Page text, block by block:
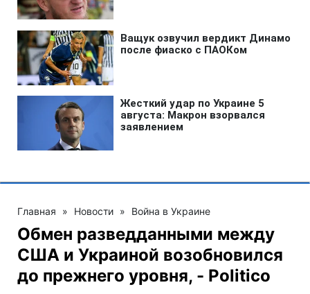
Главная » Новости » Война в Украине
Обмен разведданными между
США и Украиной возобновился
до прежнего уровня, - Politico